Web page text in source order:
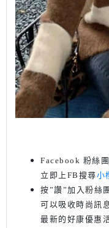
Facebook 粉絲
立即上FB搜尋小
按”讚”加入粉絲團
可以吸收時尚訊
最新的好康優惠